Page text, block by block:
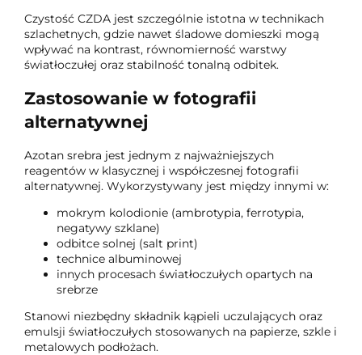
Czystość CZDA jest szczególnie istotna w technikach
szlachetnych, gdzie nawet śladowe domieszki mogą
wpływać na kontrast, równomierność warstwy
światłoczułej oraz stabilność tonalną odbitek.
Zastosowanie w fotografii
alternatywnej
Azotan srebra jest jednym z najważniejszych
reagentów w klasycznej i współczesnej fotografii
alternatywnej. Wykorzystywany jest między innymi w:
mokrym kolodionie (ambrotypia, ferrotypia,
negatywy szklane)
odbitce solnej (salt print)
technice albuminowej
innych procesach światłoczułych opartych na
srebrze
Stanowi niezbędny składnik kąpieli uczulających oraz
emulsji światłoczułych stosowanych na papierze, szkle i
metalowych podłożach.